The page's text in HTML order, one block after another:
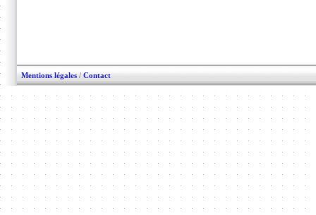
Mentions légales / Contact